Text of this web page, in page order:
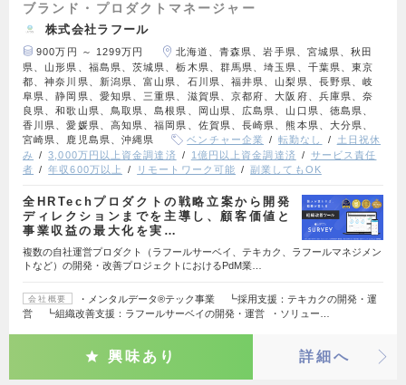
ブランド・プロダクトマネージャー
株式会社ラフール
900万円 ～ 1299万円
北海道、青森県、岩手県、宮城県、秋田
県、山形県、福島県、茨城県、栃木県、群馬県、埼玉県、千葉県、東京
都、神奈川県、新潟県、富山県、石川県、福井県、山梨県、長野県、岐
阜県、静岡県、愛知県、三重県、滋賀県、京都府、大阪府、兵庫県、奈
良県、和歌山県、鳥取県、島根県、岡山県、広島県、山口県、徳島県、
香川県、愛媛県、高知県、福岡県、佐賀県、長崎県、熊本県、大分県、
宮崎県、鹿児島県、沖縄県
ベンチャー企業 転勤なし
土日祝休
み
3,000万円以上資金調達済 1億円以上資金調達済
サービス責任
者
年収600万以上 リモートワーク可能 副業してもOK
全HRTechプロダクトの戦略立案から開発
ディレクションまでを主導し、顧客価値と
事業収益の最大化を実…
複数の自社運営プロダクト（ラフールサーベイ、テキカク、ラフールマネジメン
トなど）の開発・改善プロジェクトにおけるPdM業…
会社概要
・メンタルデータ®テック事業 ┗採用支援：テキカクの開発・運
営 ┗組織改善支援：ラフールサーベイの開発・運営 ・ソリュー…
興味あり 詳細へ